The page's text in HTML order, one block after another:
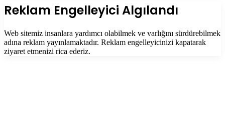
Kapalı
Reklam Engelleyici Algılandı
Web sitemiz insanlara yardımcı olabilmek ve varlığını sürdürebilmek
adına reklam yayınlamaktadır. Reklam engelleyicinizi kapatarak
ziyaret etmenizi rica ederiz.